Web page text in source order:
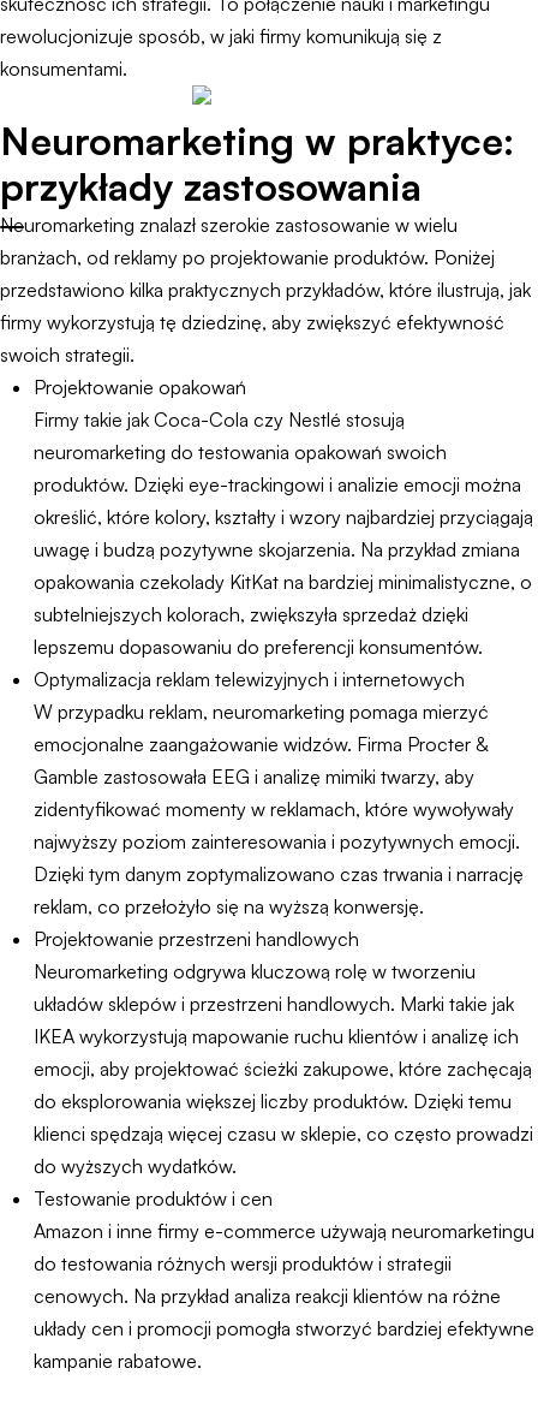
rewolucjonizuje sposób, w jaki firmy komunikują się z
konsumentami.
Neuromarketing w praktyce:
przykłady zastosowania
Neuromarketing znalazł szerokie zastosowanie w wielu
branżach, od reklamy po projektowanie produktów. Poniżej
przedstawiono kilka praktycznych przykładów, które ilustrują, jak
firmy wykorzystują tę dziedzinę, aby zwiększyć efektywność
swoich strategii.
Projektowanie opakowań
Firmy takie jak Coca-Cola czy Nestlé stosują
neuromarketing do testowania opakowań swoich
produktów. Dzięki eye-trackingowi i analizie emocji można
określić, które kolory, kształty i wzory najbardziej przyciągają
uwagę i budzą pozytywne skojarzenia. Na przykład zmiana
opakowania czekolady KitKat na bardziej minimalistyczne, o
subtelniejszych kolorach, zwiększyła sprzedaż dzięki
lepszemu dopasowaniu do preferencji konsumentów.
Optymalizacja reklam telewizyjnych i internetowych
W przypadku reklam, neuromarketing pomaga mierzyć
emocjonalne zaangażowanie widzów. Firma Procter &
Gamble zastosowała EEG i analizę mimiki twarzy, aby
zidentyfikować momenty w reklamach, które wywoływały
najwyższy poziom zainteresowania i pozytywnych emocji.
Dzięki tym danym zoptymalizowano czas trwania i narrację
reklam, co przełożyło się na wyższą konwersję.
Projektowanie przestrzeni handlowych
Neuromarketing odgrywa kluczową rolę w tworzeniu
układów sklepów i przestrzeni handlowych. Marki takie jak
IKEA wykorzystują mapowanie ruchu klientów i analizę ich
emocji, aby projektować ścieżki zakupowe, które zachęcają
do eksplorowania większej liczby produktów. Dzięki temu
klienci spędzają więcej czasu w sklepie, co często prowadzi
do wyższych wydatków.
Testowanie produktów i cen
Amazon i inne firmy e-commerce używają neuromarketingu
do testowania różnych wersji produktów i strategii
cenowych. Na przykład analiza reakcji klientów na różne
układy cen i promocji pomogła stworzyć bardziej efektywne
kampanie rabatowe.